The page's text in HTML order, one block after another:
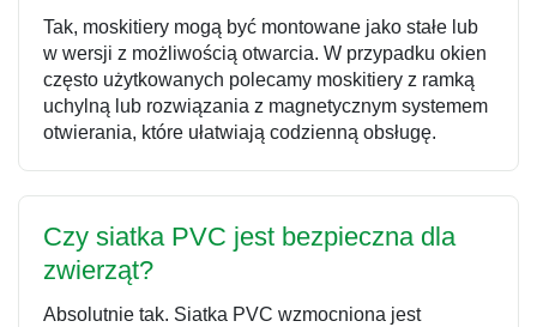
Tak, moskitiery mogą być montowane jako stałe lub
w wersji z możliwością otwarcia. W przypadku okien
często użytkowanych polecamy moskitiery z ramką
uchylną lub rozwiązania z magnetycznym systemem
otwierania, które ułatwiają codzienną obsługę.
Czy siatka PVC jest bezpieczna dla
zwierząt?
Absolutnie tak. Siatka PVC wzmocniona jest